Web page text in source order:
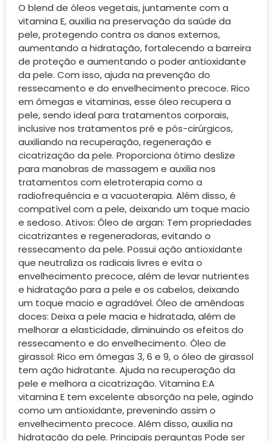
O blend de óleos vegetais, juntamente com a
vitamina E, auxilia na preservação da saúde da
pele, protegendo contra os danos externos,
aumentando a hidratação, fortalecendo a barreira
de proteção e aumentando o poder antioxidante
da pele. Com isso, ajuda na prevenção do
ressecamento e do envelhecimento precoce. Rico
em ômegas e vitaminas, esse óleo recupera a
pele, sendo ideal para tratamentos corporais,
inclusive nos tratamentos pré e pós-cirúrgicos,
auxiliando na recuperação, regeneração e
cicatrização da pele. Proporciona ótimo deslize
para manobras de massagem e auxilia nos
tratamentos com eletroterapia como a
radiofrequência e a vacuoterapia. Além disso, é
compatível com a pele, deixando um toque macio
e sedoso. Ativos: Óleo de argan: Tem propriedades
cicatrizantes e regeneradoras, evitando o
ressecamento da pele. Possui ação antioxidante
que neutraliza os radicais livres e evita o
envelhecimento precoce, além de levar nutrientes
e hidratação para a pele e os cabelos, deixando
um toque macio e agradável. Óleo de amêndoas
doces: Deixa a pele macia e hidratada, além de
melhorar a elasticidade, diminuindo os efeitos do
ressecamento e do envelhecimento. Óleo de
girassol: Rico em ômegas 3, 6 e 9, o óleo de girassol
tem ação hidratante. Ajuda na recuperação da
pele e melhora a cicatrização. Vitamina E:A
vitamina E tem excelente absorção na pele, agindo
como um antioxidante, prevenindo assim o
envelhecimento precoce. Além disso, auxilia na
hidratação da pele. Principais perguntas Pode ser